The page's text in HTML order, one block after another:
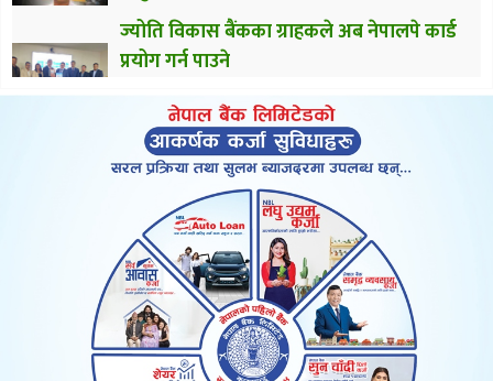
ज्योति विकास बैंकका ग्राहकले अब नेपालपे कार्ड
प्रयोग गर्न पाउने